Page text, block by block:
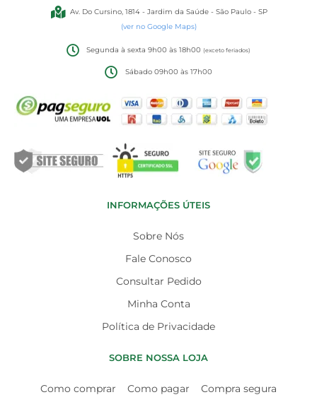
Av. Do Cursino, 1814 - Jardim da Saúde - São Paulo - SP
(ver no Google Maps)
Segunda à sexta 9h00 às 18h00(exceto feriados)
Sábado 09h00 às 17h00
INFORMAÇÕES ÚTEIS
Sobre Nós
Fale Conosco
Consultar Pedido
Minha Conta
Política de Privacidade
SOBRE NOSSA LOJA
Como comprar Como pagar Compra segura